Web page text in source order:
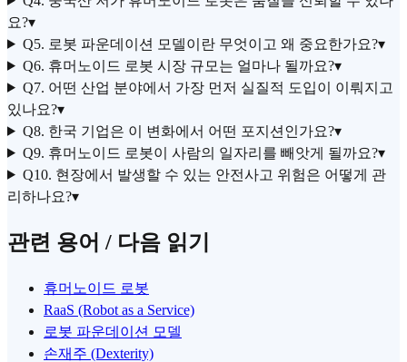
요?▾
Q5. 로봇 파운데이션 모델이란 무엇이고 왜 중요한가요?▾
Q6. 휴머노이드 로봇 시장 규모는 얼마나 될까요?▾
Q7. 어떤 산업 분야에서 가장 먼저 실질적 도입이 이뤄지고
있나요?▾
Q8. 한국 기업은 이 변화에서 어떤 포지션인가요?▾
Q9. 휴머노이드 로봇이 사람의 일자리를 빼앗게 될까요?▾
Q10. 현장에서 발생할 수 있는 안전사고 위험은 어떻게 관
리하나요?▾
관련 용어 / 다음 읽기
휴머노이드 로봇
RaaS (Robot as a Service)
로봇 파운데이션 모델
손재주 (Dexterity)